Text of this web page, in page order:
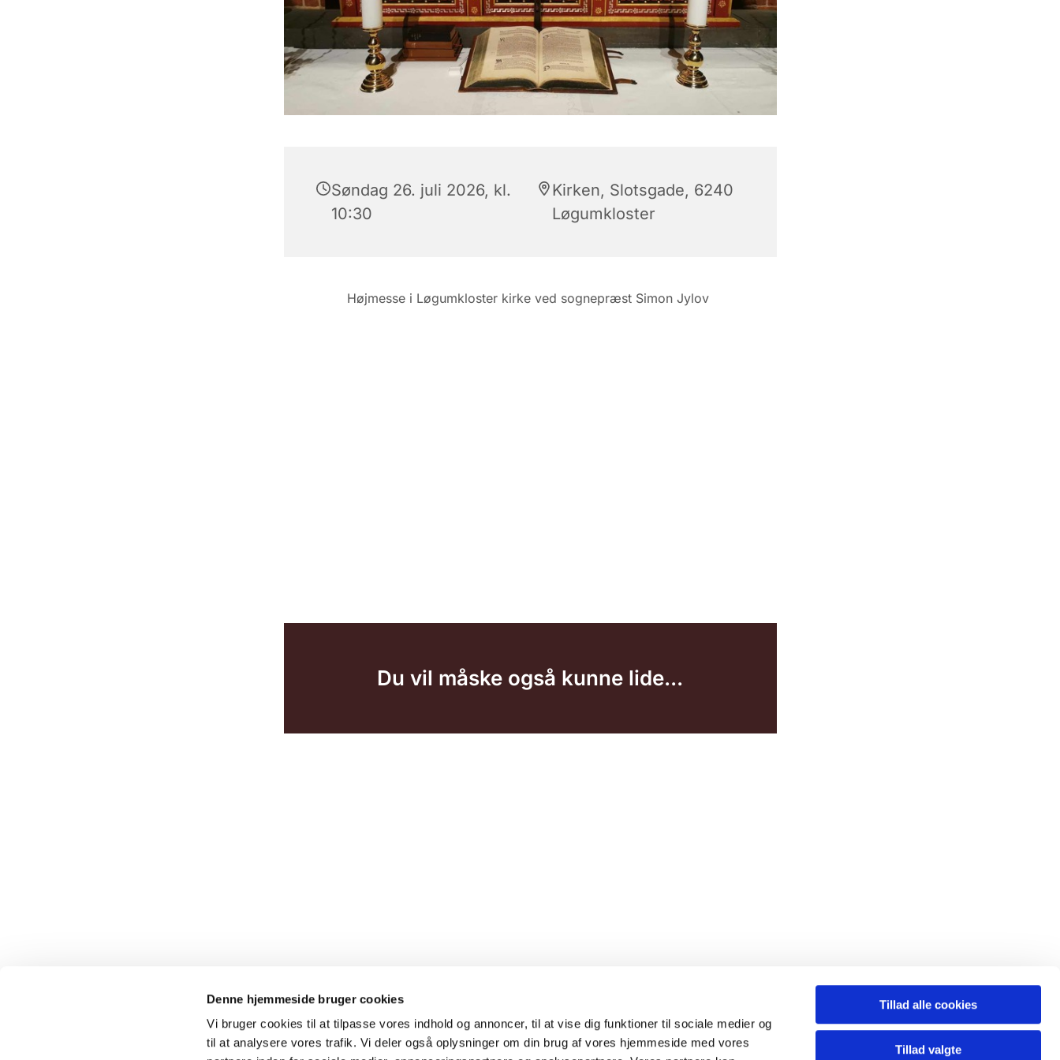
Denne hjemmeside bruger cookies
Vi bruger cookies til at tilpasse vores indhold og annoncer, til at vise dig funktioner til sociale medier og
til at analysere vores trafik. Vi deler også oplysninger om din brug af vores hjemmeside med vores
Tillad alle cookies
Tillad valgte
Søndag 26. juli 2026, kl.
10:30
Kirken, Slotsgade, 6240
Løgumkloster
Højmesse i Løgumkloster kirke ved sognepræst Simon Jylov
Du vil måske også kunne lide...